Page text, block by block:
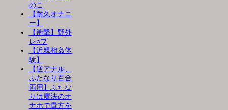
のこ
【耐久オナニ
ー】
【衝撃】野外
レ○プ
【近親相姦体
験】
【逆アナル、
ふたなり百合
両用】ふたな
りは魔法のオ
ナホで貴方を